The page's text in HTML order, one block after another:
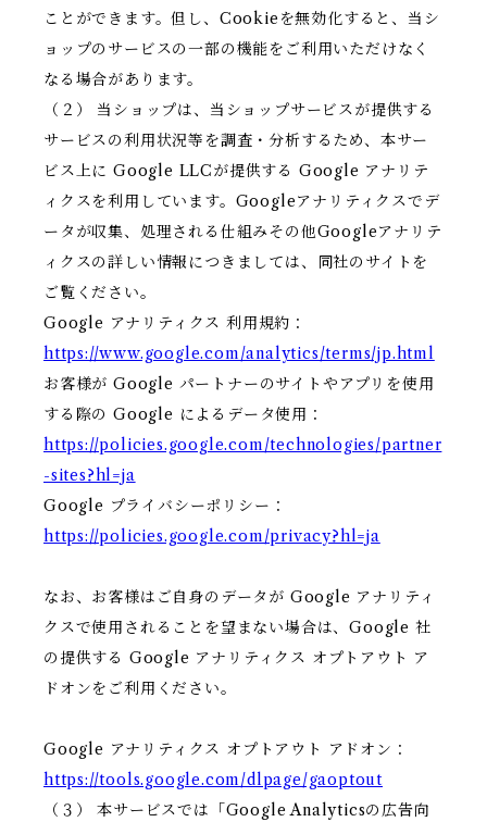
ことができます。但し、Cookieを無効化すると、当シ
ョップのサービスの一部の機能をご利用いただけなく
なる場合があります。
（２） 当ショップは、当ショップサービスが提供する
サービスの利用状況等を調査・分析するため、本サー
ビス上に Google LLCが提供する Google アナリテ
ィクスを利用しています。Googleアナリティクスでデ
ータが収集、処理される仕組みその他Googleアナリテ
ィクスの詳しい情報につきましては、同社のサイトを
ご覧ください。
Google アナリティクス 利用規約：
https://www.google.com/analytics/terms/jp.html
お客様が Google パートナーのサイトやアプリを使用
する際の Google によるデータ使用：
https://policies.google.com/technologies/partner
-sites?hl=ja
Google プライバシーポリシー：
https://policies.google.com/privacy?hl=ja
なお、お客様はご自身のデータが Google アナリティ
クスで使用されることを望まない場合は、Google 社
の提供する Google アナリティクス オプトアウト ア
ドオンをご利用ください。
Google アナリティクス オプトアウト アドオン：
https://tools.google.com/dlpage/gaoptout
（３） 本サービスでは「Google Analyticsの広告向